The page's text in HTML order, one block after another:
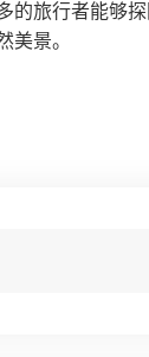
的旅行者能够
美景。